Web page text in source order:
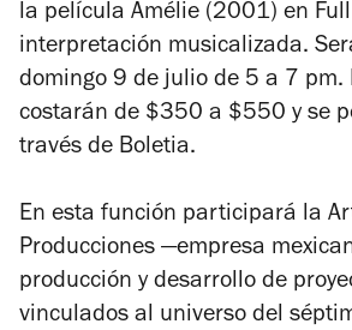
la película Amélie (2001) en
interpretación musicalizada.
domingo 9 de julio de 5 a 7 pm.
costarán de $350 a $550 y se
través de Boletia.
En esta función participará la
Producciones —empresa
producción y desarrollo de
vinculados al universo del